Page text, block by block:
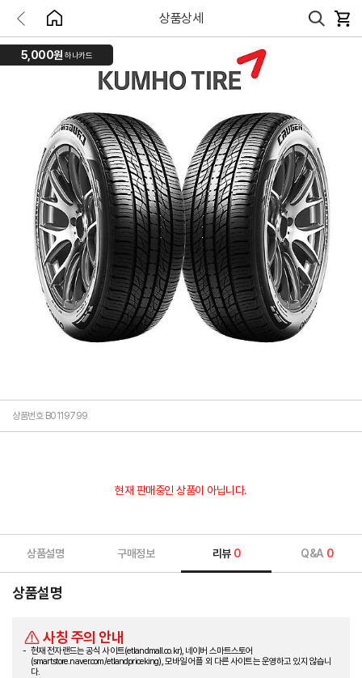
상품상세
5,000원 하나카드
상품번호 B0119799
현재 판매중인 상품이 아닙니다.
상품설명 구매정보 리뷰 0 Q&A 0
상품설명
사칭 주의 안내
현재 전자랜드는 공식 사이트(etlandmall.co.kr), 네이버 스마트스토어
(smartstore.naver.com/etlandpriceking), 모바일 어플 외 다른 사이트는 운영하고 있지 않습니
다.